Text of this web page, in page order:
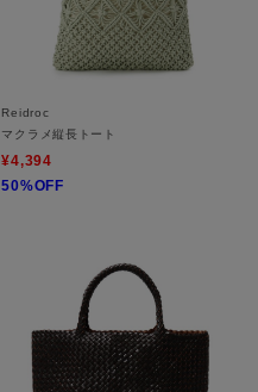
Reidroc
マクラメ縦長トート
¥4,394
50%OFF